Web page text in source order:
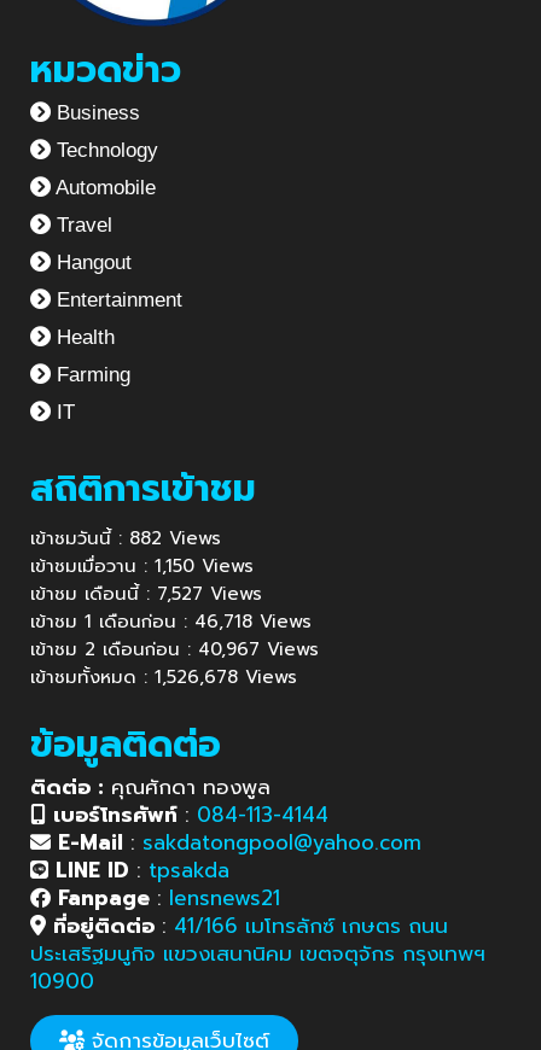
หมวดข่าว
Business
Technology
Automobile
Travel
Hangout
Entertainment
Health
Farming
IT
สถิติการเข้าชม
เข้าชมวันนี้ : 882 Views
เข้าชมเมื่อวาน : 1,150 Views
เข้าชม เดือนนี้ : 7,527 Views
เข้าชม 1 เดือนก่อน : 46,718 Views
เข้าชม 2 เดือนก่อน : 40,967 Views
เข้าชมทั้งหมด : 1,526,678 Views
ข้อมูลติดต่อ
ติดต่อ : คุณศักดา ทองพูล
เบอร์โทรศัพท์ : 084-113-4144
E-Mail : sakdatongpool@yahoo.com
LINE ID : tpsakda
Fanpage : lensnews21
ที่อยู่ติดต่อ : 41/166 เมโทรลักซ์ เกษตร ถนน
ประเสริฐมนูกิจ แขวงเสนานิคม เขตจตุจักร กรุงเทพฯ
10900
จัดการข้อมูลเว็บไซต์